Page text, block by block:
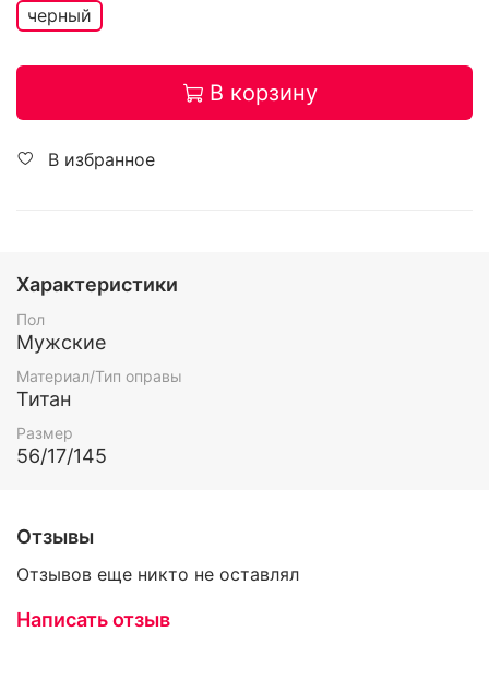
черный
В корзину
В избранное
Характеристики
Пол
Мужские
Материал/Тип оправы
Титан
Размер
56/17/145
Отзывы
Отзывов еще никто не оставлял
Написать отзыв